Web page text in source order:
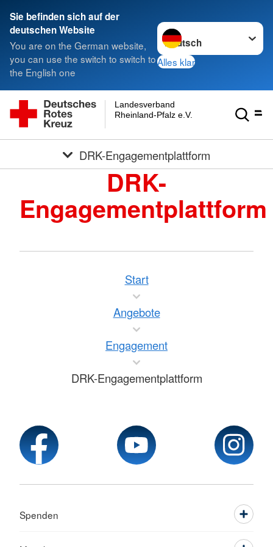
Sie befinden sich auf der
deutschen Website
You are on the German website,
you can use the switch to switch to
the English one
Sprache wechseln zu
Alles klar
Rheinland-Pfalz e.V.
Landesverband
DRK-Engagementplattform
DRK-
Engagementplattform
Start
Angebote
Engagement
DRK-Engagementplattform
Spenden